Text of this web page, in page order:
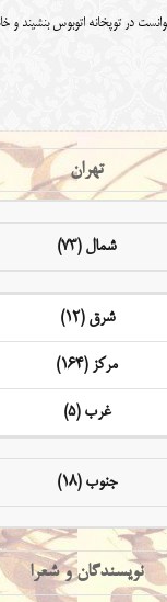
در توپخانه اتوبوس بنشیند و
تهران
شمال (73)
شرق (12)
مرکز (164)
غرب (5)
جنوب (18)
نویسندگان و شعرا